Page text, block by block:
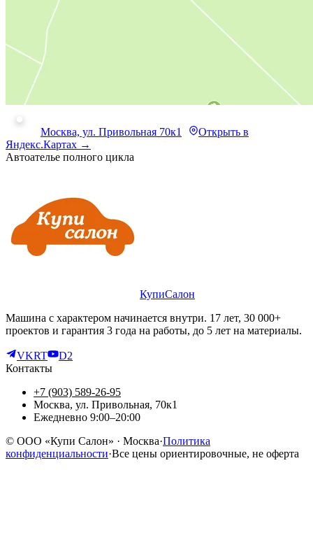
Москва, ул. Привольная 70к1
Открыть в
Яндекс.Картах →
Автоателье полного цикла
КупиСалон
Машина с характером начинается внутри. 17 лет, 30 000+
проектов и гарантия 3 года на работы, до 5 лет на материалы.
VKRT
D2
Контакты
+7 (903) 589-26-95
Москва, ул. Привольная, 70к1
Ежедневно 9:00–20:00
© ООО «Купи Салон» · Москва·Политика
конфиденциальности·Все цены ориентировочные, не оферта